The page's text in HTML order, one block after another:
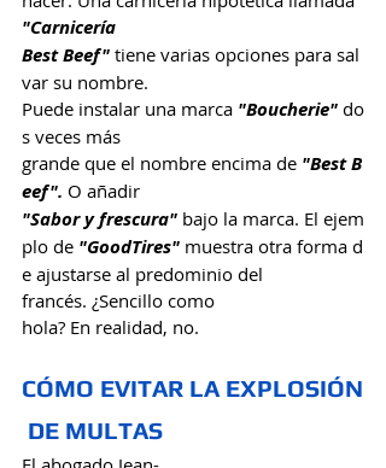
"Carnicería
Best Beef" tiene varias opciones para sal
var su nombre.
Puede instalar una marca "Boucherie" do
s veces más
grande que el nombre encima de "Best B
eef". O añadir
"Sabor y frescura" bajo la marca. El ejem
plo de "GoodTires" muestra otra forma d
e ajustarse al predominio del
francés. ¿Sencillo como
hola? En realidad, no.
CÓMO EVITAR LA EXPLOSIÓN
DE MULTAS